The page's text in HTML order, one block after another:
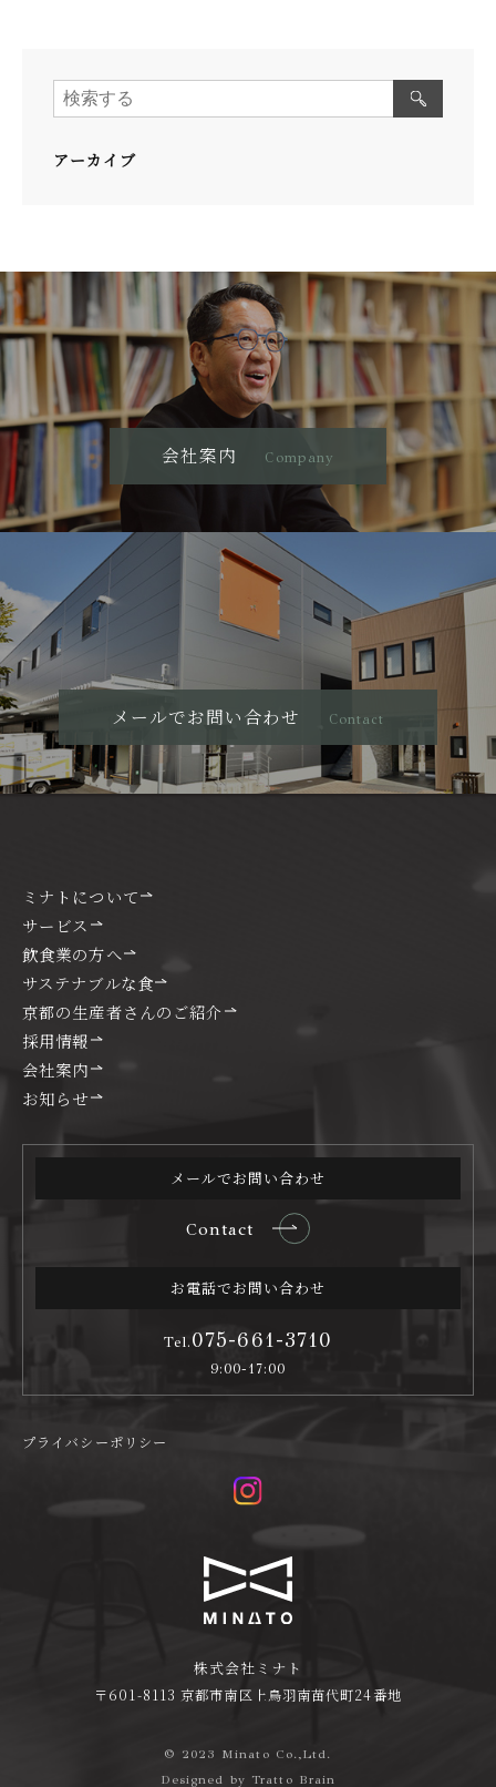
アーカイブ
会社案内 Company
メールでお問い合わせ Contact
株式会社ミナト
〒601-8113 京都市南区上鳥羽南苗代町24番地
© 2023 Minato Co.,Ltd.
Designed by Tratto Brain
ミナトについて
サービス
飲食業の方へ
サステナブルな食
京都の生産者さんのご紹介
採用情報
会社案内
お知らせ
メールでお問い合わせ
Contact
お電話でお問い合わせ
Tel.075-661-3710
9:00-17:00
プライバシーポリシー